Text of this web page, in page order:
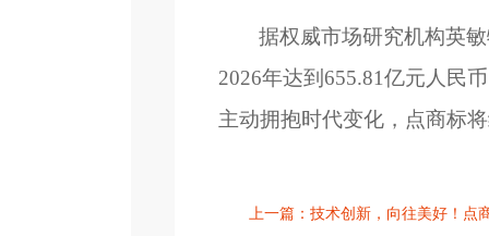
据权威市场研究机构英
2026年达到655.81亿元人民
主动拥抱时代变化，点商标
上一篇：技术创新，向往美好！点